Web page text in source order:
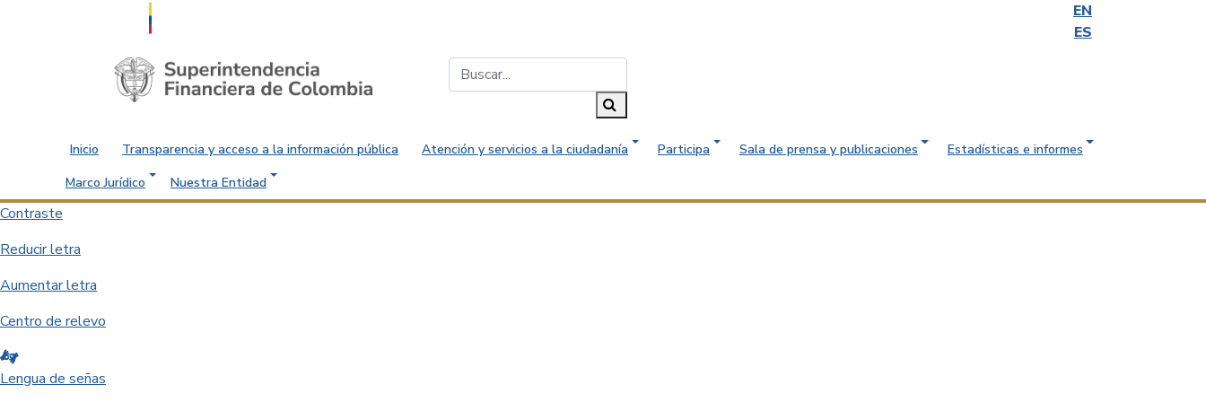
EN
ES
Saltar al contenido principal
Inicio Transparencia y acceso a la información pública Atención y servicios a la ciudadanía Participa Sala de prensa y publicaciones
Estadísticas e informes
Marco Jurídico
Nuestra Entidad
Contraste
Reducir letra
Aumentar letra
Centro de relevo
Lengua de señas